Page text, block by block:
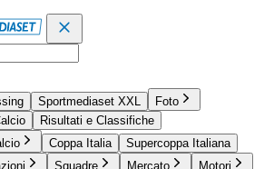
Sportmediaset XXL
Foto
Risultati e Classifiche
Coppa Italia
Supercoppa Italiana
Squadre Mercato
Motori